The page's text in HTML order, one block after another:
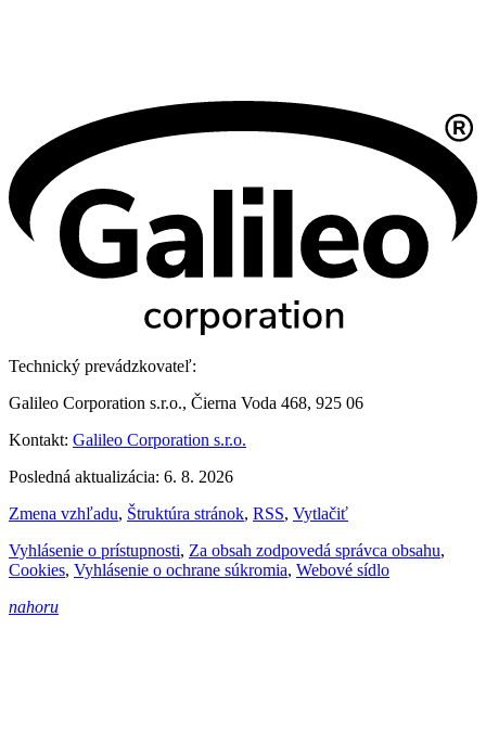
Technický prevádzkovateľ:
Galileo Corporation s.r.o., Čierna Voda 468, 925 06
Kontakt: Galileo Corporation s.r.o.
Posledná aktualizácia: 6. 8. 2026
Zmena vzhľadu, Štruktúra stránok, RSS, Vytlačiť
Vyhlásenie o prístupnosti, Za obsah zodpovedá správca obsahu,
Cookies, Vyhlásenie o ochrane súkromia, Webové sídlo
nahoru